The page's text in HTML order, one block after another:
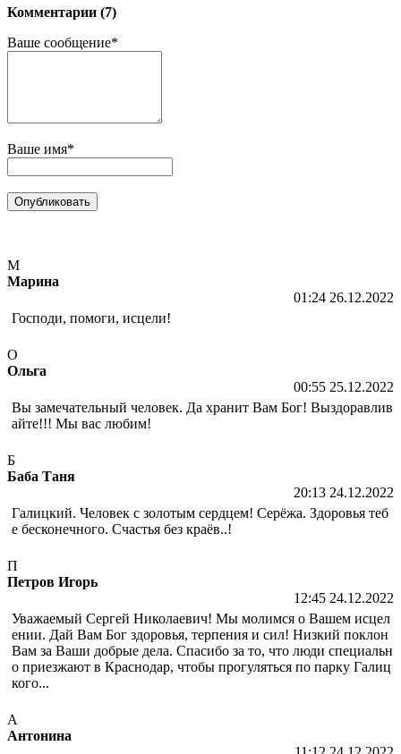
Комментарии (7)
Ваше сообщение*
Ваше имя*
М
Марина
01:24 26.12.2022
Господи, помоги, исцели!
О
Ольга
00:55 25.12.2022
Вы замечательный человек. Да хранит Вам Бог! Выздоравлив
айте!!! Мы вас любим!
Б
Баба Таня
20:13 24.12.2022
Галицкий. Человек с золотым сердцем! Серёжа. Здоровья теб
е бесконечного. Счастья без краёв..!
П
Петров Игорь
12:45 24.12.2022
Уважаемый Сергей Николаевич! Мы молимся о Вашем исцел
ении. Дай Вам Бог здоровья, терпения и сил! Низкий поклон
Вам за Ваши добрые дела. Спасибо за то, что люди специальн
о приезжают в Краснодар, чтобы прогуляться по парку Галиц
кого...
А
Антонина